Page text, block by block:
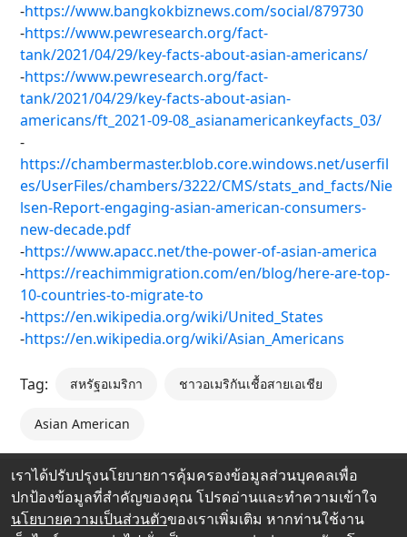
-https://www.bangkokbiznews.com/social/879730
-https://www.pewresearch.org/fact-
tank/2021/04/29/key-facts-about-asian-americans/
-https://www.pewresearch.org/fact-
tank/2021/04/29/key-facts-about-asian-
americans/ft_2021-09-08_asianamericankeyfacts_03/
-
https://chambermaster.blob.core.windows.net/userfil
es/UserFiles/chambers/3222/CMS/stats_and_facts/Nie
lsen-Report-engaging-asian-american-consumers-
new-decade.pdf
-https://www.apacc.net/the-power-of-asian-america
-https://reachimmigration.com/en/blog/here-are-top-
10-countries-to-migrate-to
-https://en.wikipedia.org/wiki/United_States
-https://en.wikipedia.org/wiki/Asian_Americans
Tag: สหรัฐอเมริกา ชาวอเมริกันเชื้อสายเอเชีย
Asian American
เราได้ปรับปรุงนโยบายการคุ้มครองข้อมูลส่วนบุคคลเพื่อ
ปกป้องข้อมูลที่สำคัญของคุณ โปรดอ่านและทำความเข้าใจ
นโยบายความเป็นส่วนตัวของเราเพิ่มเติม หากท่านใช้งาน